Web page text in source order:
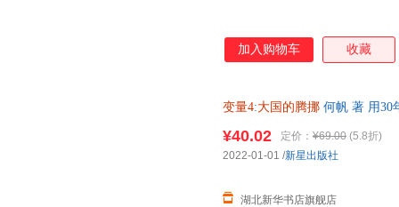
加入购物车 收藏
变量4:大国的腾挪 何帆 著 用30
¥40.02 定价： ¥69.00 (5.8折)
湖北新华书店旗舰店
2022-01-01 /新星出版社